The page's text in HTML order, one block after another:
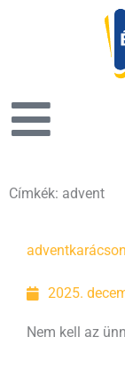
Címkék: advent
advent
2025.
Nem kell az